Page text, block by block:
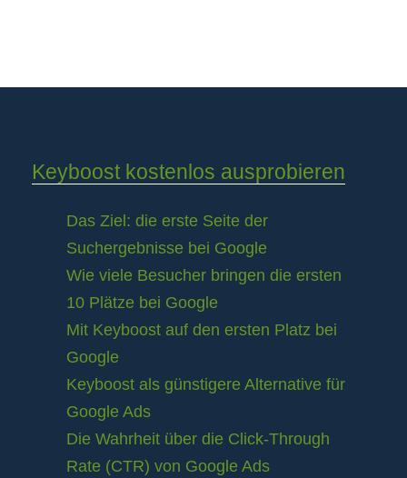
Keyboost kostenlos ausprobieren
Das Ziel: die erste Seite der
Suchergebnisse bei Google
Wie viele Besucher bringen die ersten
10 Plätze bei Google
Mit Keyboost auf den ersten Platz bei
Google
Keyboost als günstigere Alternative für
Google Ads
Die Wahrheit über die Click-Through
Rate (CTR) von Google Ads